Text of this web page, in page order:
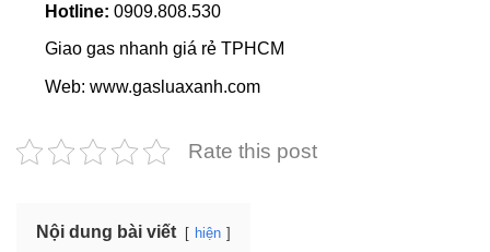
Hotline: 0909.808.530
Giao gas nhanh giá rẻ TPHCM
Web: www.gasluaxanh.com
Rate this post
Nội dung bài viết hiện